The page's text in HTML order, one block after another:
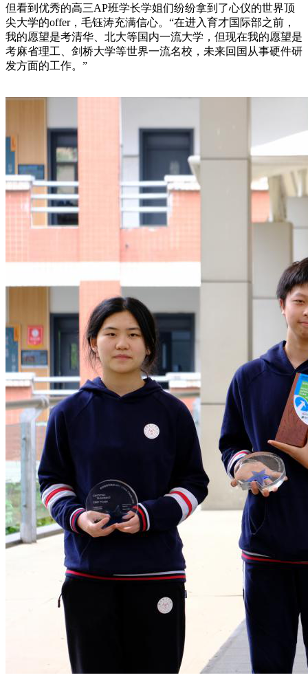
但看到优秀的高三AP班学长学姐们纷纷拿到了心仪的世界顶
尖大学的offer，毛钰涛充满信心。“在进入育才国际部之前，
我的愿望是考清华、北大等国内一流大学，但现在我的愿望是
考麻省理工 、剑桥大学等世界一流名校，未来回国从事硬件研
发方面的工作。”